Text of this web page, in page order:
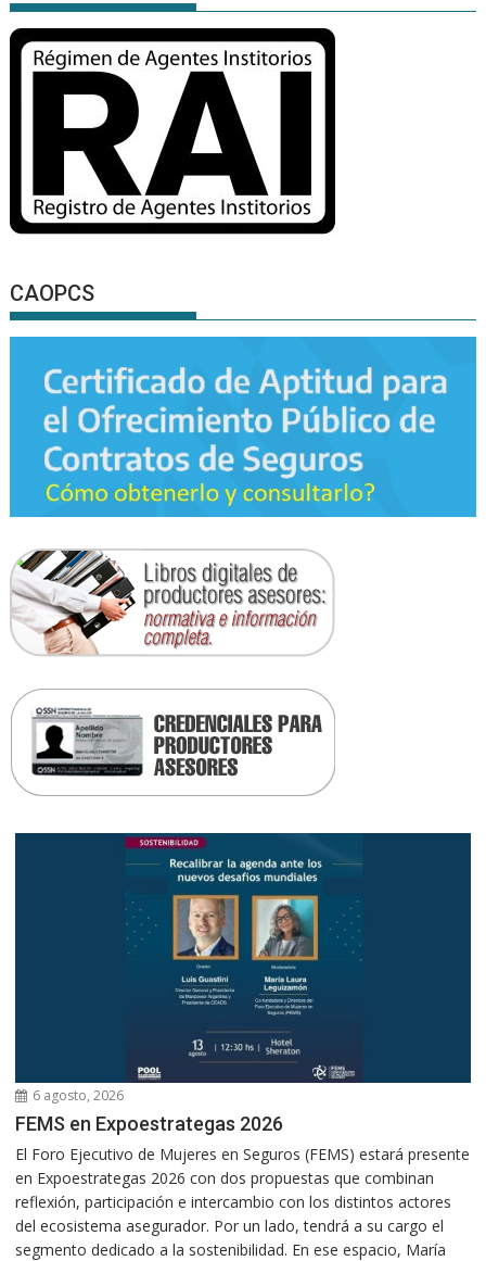
CAOPCS
6 agosto, 2026
FEMS en Expoestrategas 2026
El Foro Ejecutivo de Mujeres en Seguros (FEMS) estará presente
en Expoestrategas 2026 con dos propuestas que combinan
reflexión, participación e intercambio con los distintos actores
del ecosistema asegurador. Por un lado, tendrá a su cargo el
segmento dedicado a la sostenibilidad. En ese espacio, María